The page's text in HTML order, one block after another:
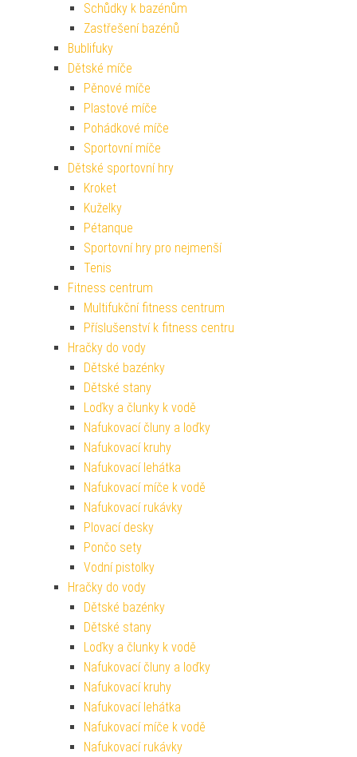
Schůdky k bazénům
Zastřešení bazénů
Bublifuky
Dětské míče
Pěnové míče
Plastové míče
Pohádkové míče
Sportovní míče
Dětské sportovní hry
Kroket
Kuželky
Pétanque
Sportovní hry pro nejmenší
Tenis
Fitness centrum
Multifukční fitness centrum
Příslušenství k fitness centru
Hračky do vody
Dětské bazénky
Dětské stany
Loďky a člunky k vodě
Nafukovací čluny a loďky
Nafukovací kruhy
Nafukovací lehátka
Nafukovací míče k vodě
Nafukovací rukávky
Plovací desky
Pončo sety
Vodní pistolky
Hračky do vody
Dětské bazénky
Dětské stany
Loďky a člunky k vodě
Nafukovací čluny a loďky
Nafukovací kruhy
Nafukovací lehátka
Nafukovací míče k vodě
Nafukovací rukávky